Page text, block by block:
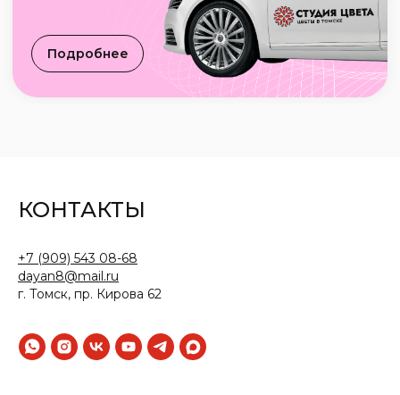
КОНТАКТЫ
+7 (909) 543 08-68
dayan8@mail.ru
г. Томск, пр. Кирова 62